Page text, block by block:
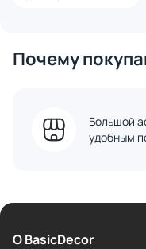
Почему
Большой
удобным
О BasicDecor